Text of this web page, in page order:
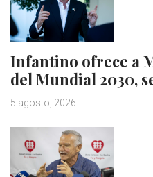
Infantino ofrece a
del Mundial 2030,
5 agosto, 2026